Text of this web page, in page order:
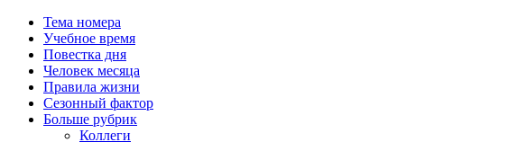
Тема номера
Учебное время
Повестка дня
Человек месяца
Правила жизни
Сезонный фактор
Больше рубрик
Коллеги